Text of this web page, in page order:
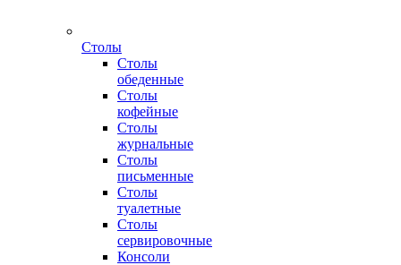
Столы
Столы
обеденные
Столы
кофейные
Столы
журнальные
Столы
письменные
Столы
туалетные
Столы
сервировочные
Консоли